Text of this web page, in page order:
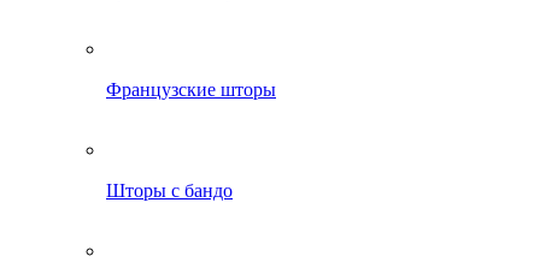
Французские шторы
Шторы с бандо